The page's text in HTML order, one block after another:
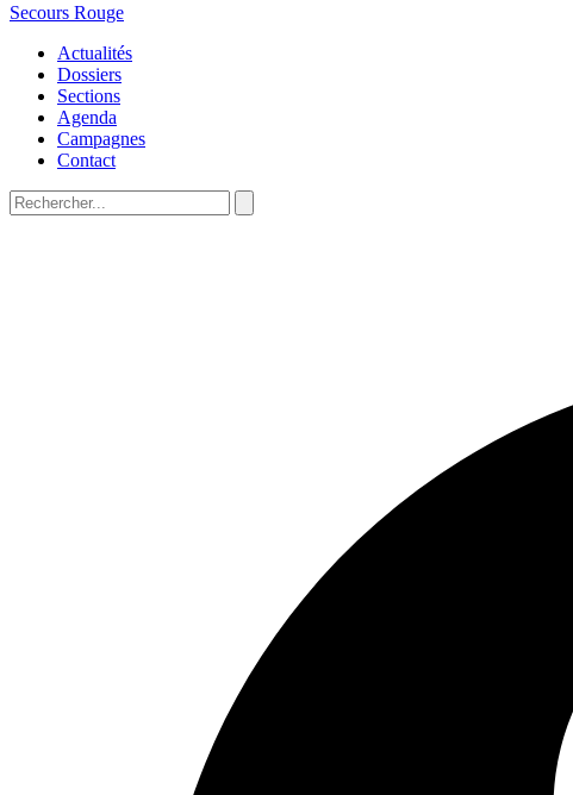
Secours Rouge
Actualités
Dossiers
Sections
Agenda
Campagnes
Contact